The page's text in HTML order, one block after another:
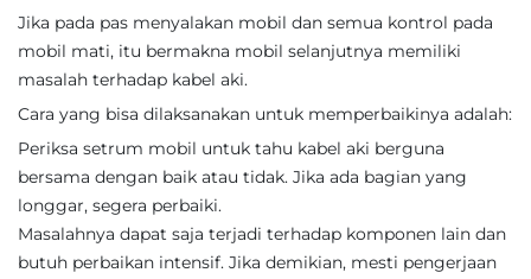
Jika pada pas menyalakan mobil dan semua kontrol pada
mobil mati, itu bermakna mobil selanjutnya memiliki
masalah terhadap kabel aki.
Cara yang bisa dilaksanakan untuk memperbaikinya adalah:
Periksa setrum mobil untuk tahu kabel aki berguna
bersama dengan baik atau tidak. Jika ada bagian yang
longgar, segera perbaiki.
Masalahnya dapat saja terjadi terhadap komponen lain dan
butuh perbaikan intensif. Jika demikian, mesti pengerjaan